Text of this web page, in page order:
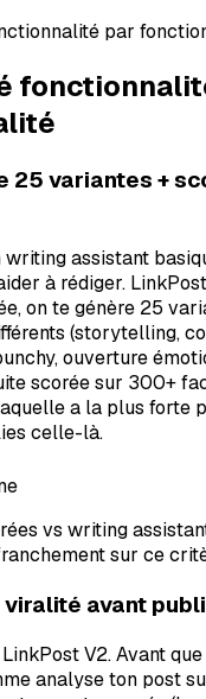
par
25 variantes +
assistant
à rédiger.
on te génère 25
(storytelling,
ouverture
scorée sur 300+
a la plus forte
celle-là.
vs writing
sur ce
avant
V2. Avant
analyse ton post